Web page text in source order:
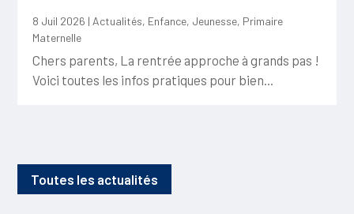
8 Juil 2026 | Actualités, Enfance, Jeunesse, Primaire
Maternelle
Chers parents, La rentrée approche à grands pas !
Voici toutes les infos pratiques pour bien...
Toutes les actualités